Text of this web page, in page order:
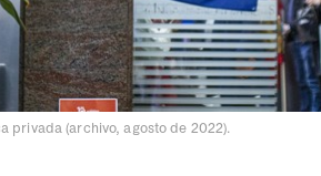
privada (archivo, agosto de 2022).